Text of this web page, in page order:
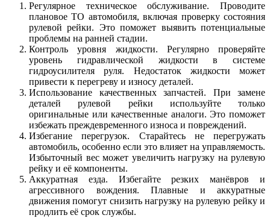
Регулярное техническое обслуживание. Проводите
плановое ТО автомобиля, включая проверку состояния
рулевой рейки. Это поможет выявить потенциальные
проблемы на ранней стадии.
Контроль уровня жидкости. Регулярно проверяйте
уровень гидравлической жидкости в системе
гидроусилителя руля. Недостаток жидкости может
привести к перегреву и износу деталей.
Использование качественных запчастей. При замене
деталей рулевой рейки используйте только
оригинальные или качественные аналоги. Это поможет
избежать преждевременного износа и повреждений.
Избегание перегрузок. Старайтесь не перегружать
автомобиль, особенно если это влияет на управляемость.
Избыточный вес может увеличить нагрузку на рулевую
рейку и её компоненты.
Аккуратная езда. Избегайте резких манёвров и
агрессивного вождения. Плавные и аккуратные
движения помогут снизить нагрузку на рулевую рейку и
продлить её срок службы.